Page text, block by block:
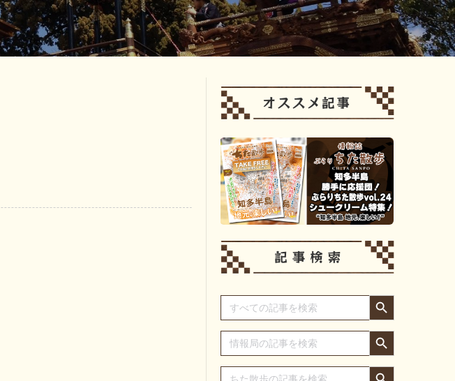
Search
for:
Search Button
Search
for:
Search Button
Search Search Button